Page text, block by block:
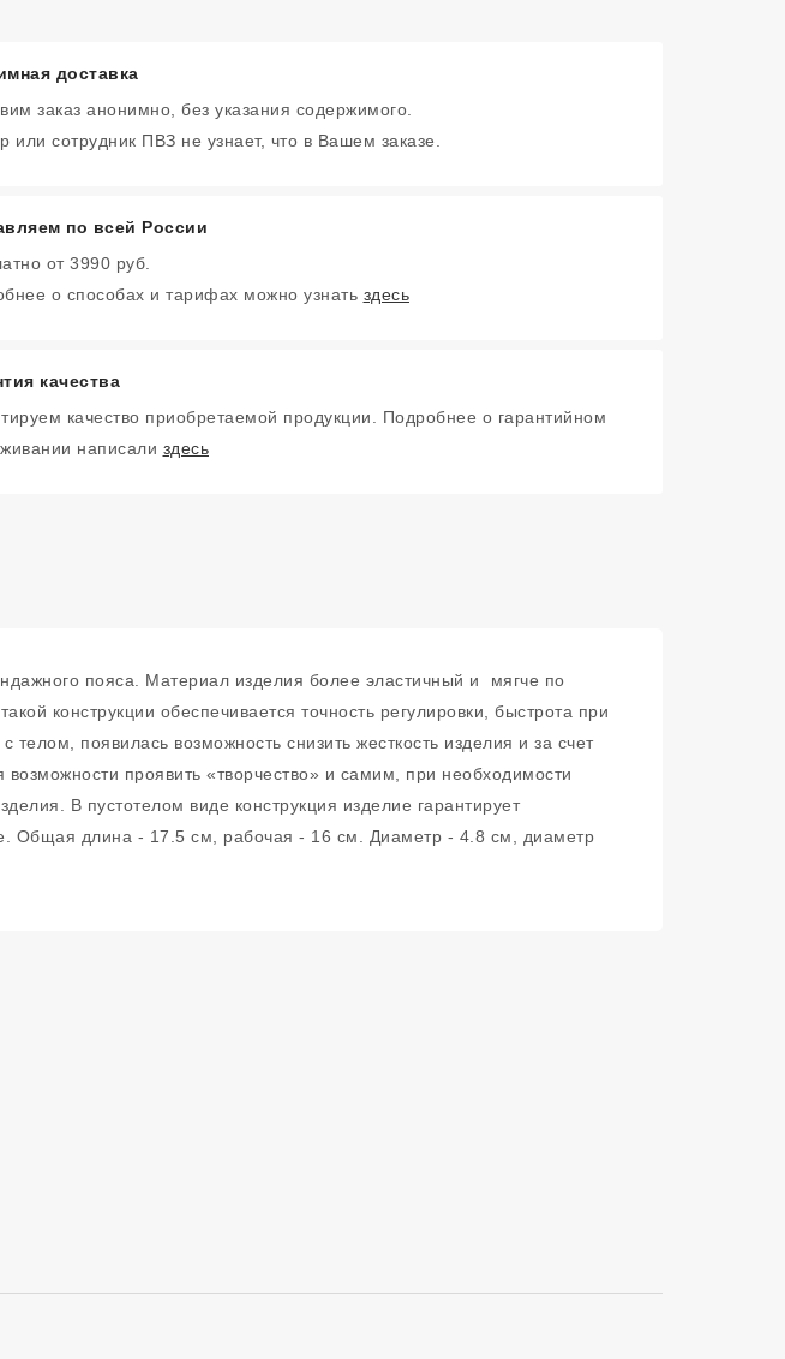
доставка
заказ анонимно, без указания содержимого.
или сотрудник ПВЗ не узнает, что в Вашем заказе.
по всей России
от 3990 руб.
о способах и тарифах можно узнать здесь
качества
качество приобретаемой продукции. Подробнее о гарантийном
написали здесь
пояса. Материал изделия более эластичный и мягче по
конструкции обеспечивается точность регулировки, быстрота при
появилась возможность снизить жесткость изделия и за счет
проявить «творчество» и самим, при необходимости
В пустотелом виде конструкция изделие гарантирует
Общая длина - 17.5 см, рабочая - 16 см. Диаметр - 4.8 см, диаметр